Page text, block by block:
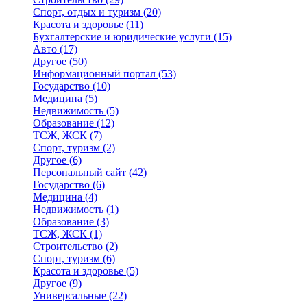
Спорт, отдых и туризм (20)
Красота и здоровье (11)
Бухгалтерские и юридические услуги (15)
Авто (17)
Другое (50)
Информационный портал (53)
Государство (10)
Медицина (5)
Недвижимость (5)
Образование (12)
ТСЖ, ЖСК (7)
Спорт, туризм (2)
Другое (6)
Персональный сайт (42)
Государство (6)
Медицина (4)
Недвижимость (1)
Образование (3)
ТСЖ, ЖСК (1)
Строительство (2)
Спорт, туризм (6)
Красота и здоровье (5)
Другое (9)
Универсальные (22)